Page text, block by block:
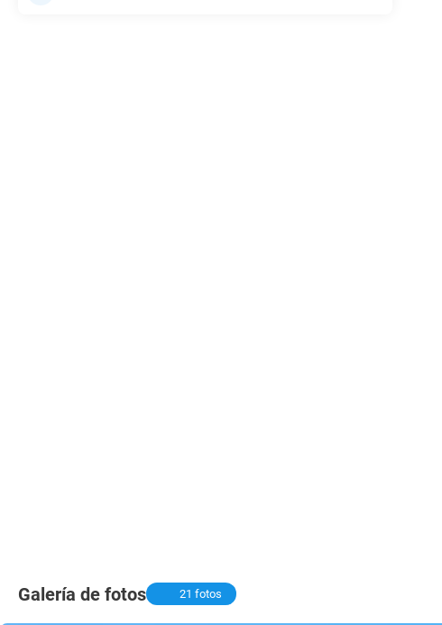
Galería de fotos 21 fotos